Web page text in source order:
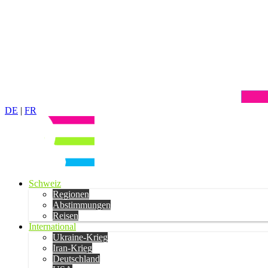
DE | FR
Schweiz
Regionen
Abstimmungen
Reisen
International
Ukraine-Krieg
Iran-Krieg
Deutschland